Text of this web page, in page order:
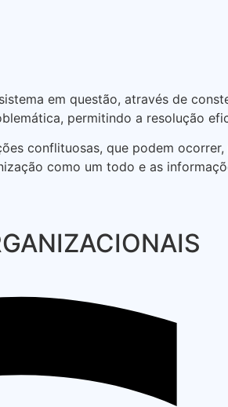
em questão, através de
permitindo a resolução
conflituosas, que podem
como um todo e as